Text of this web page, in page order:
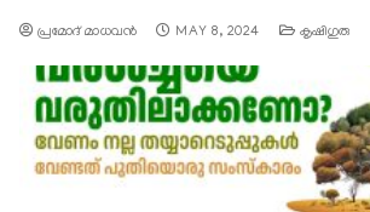
പ്രമോദ് മാധവന്‍ MAY 8, 2024 കൃഷിഗുരു